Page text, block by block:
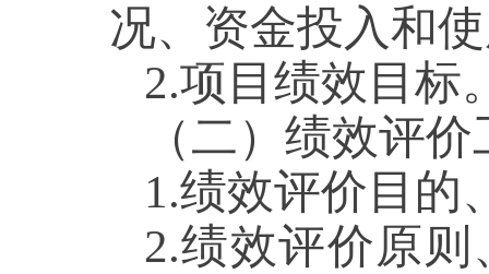
况、资金投入和
2.项目绩效目标
（二）绩效评
1.绩效评价目的
2.绩效评价原